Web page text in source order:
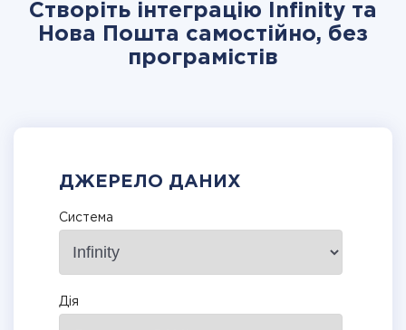
Створіть інтеграцію Infinity та
Нова Пошта самостійно, без
програмістів
ДЖЕРЕЛО ДАНИХ
Система
Дія